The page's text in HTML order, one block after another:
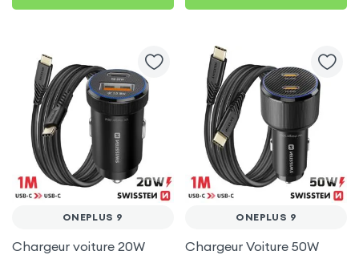
ONEPLUS 9
Chargeur voiture 20W
ONEPLUS 9
Chargeur Voiture 50W